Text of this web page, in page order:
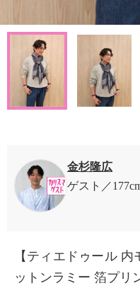
金杉隆広
ゲスト
【ティエドゥール
ットンラミー 箔プリ